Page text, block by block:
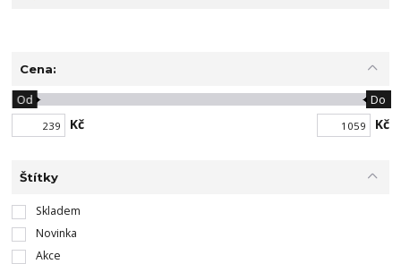
Cena:
Kč
Od Do
Kč
Štítky
Skladem
Novinka
Akce